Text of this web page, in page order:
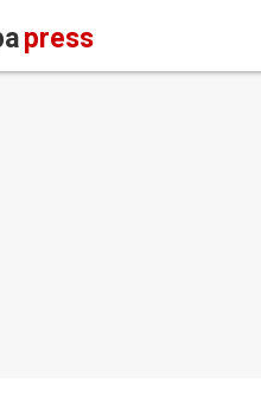
press